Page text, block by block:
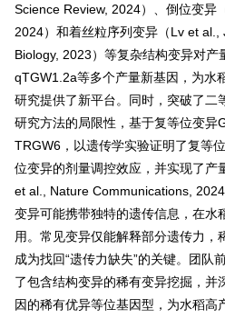
Science Review, 2024）、倒位变异
2024）和着丝粒序列变异（Lv et
Biology, 2023）等复杂结构变异对产
qTGW1.2a等多个产量新基因，为水
研究提供了新平台。同时，突破了二
研究方法的局限性，基于复等位变异
TRGW6，以遗传学实验证明了复等
位变异的剂量调控效应，并实现了产
et al., Nature Communications,
变异可能携带独特的遗传信息，在水
用。常见变异仅能解释部分遗传力，
成为找回“遗传力缺失”的关键。团队
了包含结构变异的稀有变异挖掘，并
因的稀有优异等位基因型，为水稻高